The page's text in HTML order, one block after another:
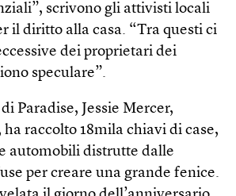
scrivono gli attivisti locali
il diritto alla casa. “Tra questi ci
dei proprietari dei
speculare”.
Paradise, Jessie Mercer,
ha raccolto 18mila chiavi di case,
automobili distrutte dalle
per creare una grande fenice.